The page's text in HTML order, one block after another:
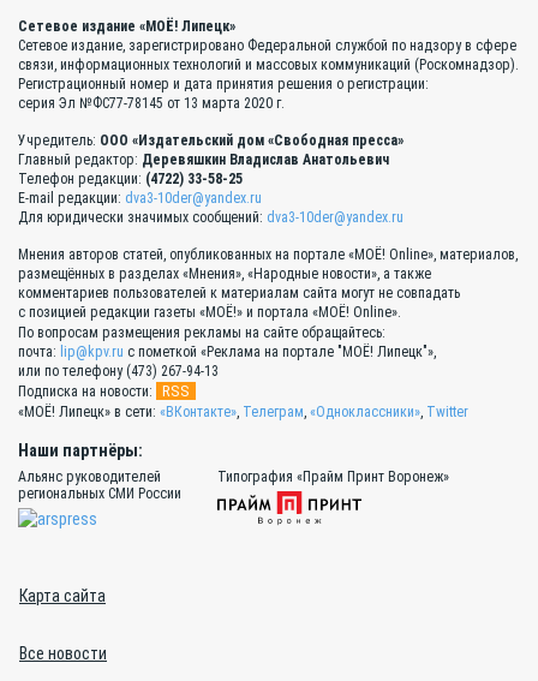
Сетевое издание «МОЁ! Липецк»
Сетевое издание, зарегистрировано Федеральной службой по надзору в сфере
связи, информационных технологий и массовых коммуникаций (Роскомнадзор).
Регистрационный номер и дата принятия решения о регистрации:
серия Эл №ФС77-78145 от 13 марта 2020 г.
Учредитель: ООО «Издательский дом «Свободная пресса»
Главный редактор: Деревяшкин Владислав Анатольевич
Телефон редакции: (4722) 33-58-25
E-mail редакции: dva3-10der@yandex.ru
Для юридически значимых сообщений: dva3-10der@yandex.ru
Мнения авторов статей, опубликованных на портале «МОЁ! Online», материалов,
размещённых в разделах «Мнения», «Народные новости», а также
комментариев пользователей к материалам сайта могут не совпадать
с позицией редакции газеты «МОЁ!» и портала «МОЁ! Online».
По вопросам размещения рекламы на сайте обращайтесь:
почта: lip@kpv.ru с пометкой «Реклама на портале "МОЁ! Липецк"»,
или по телефону (473) 267-94-13
Подписка на новости:
RSS
«МОЁ! Липецк» в сети: «ВКонтакте» Телеграм «Одноклассники» Twitter
Наши партнёры:
Альянс руководителей
региональных СМИ России
Типография «Прайм Принт Воронеж»
Карта сайта
Все новости